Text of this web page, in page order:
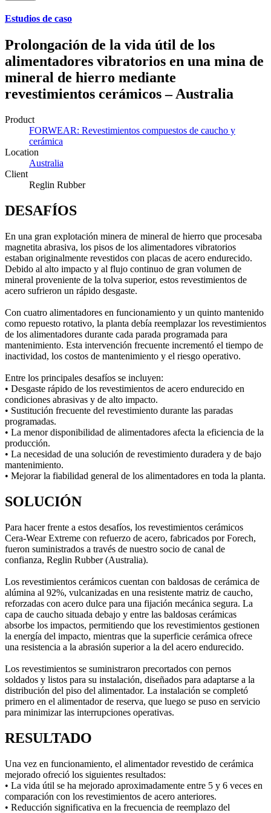
Estudios de caso
Prolongación de la vida útil de los
alimentadores vibratorios en una mina de
mineral de hierro mediante
revestimientos cerámicos – Australia
Product
FORWEAR: Revestimientos compuestos de caucho y
cerámica
Location
Australia
Client
Reglin Rubber
DESAFÍOS
En una gran explotación minera de mineral de hierro que procesaba
magnetita abrasiva, los pisos de los alimentadores vibratorios
estaban originalmente revestidos con placas de acero endurecido.
Debido al alto impacto y al flujo continuo de gran volumen de
mineral proveniente de la tolva superior, estos revestimientos de
acero sufrieron un rápido desgaste.
Con cuatro alimentadores en funcionamiento y un quinto mantenido
como repuesto rotativo, la planta debía reemplazar los revestimientos
de los alimentadores durante cada parada programada para
mantenimiento. Esta intervención frecuente incrementó el tiempo de
inactividad, los costos de mantenimiento y el riesgo operativo.
Entre los principales desafíos se incluyen:
• Desgaste rápido de los revestimientos de acero endurecido en
condiciones abrasivas y de alto impacto.
• Sustitución frecuente del revestimiento durante las paradas
programadas.
• La menor disponibilidad de alimentadores afecta la eficiencia de la
producción.
• La necesidad de una solución de revestimiento duradera y de bajo
mantenimiento.
• Mejorar la fiabilidad general de los alimentadores en toda la planta.
SOLUCIÓN
Para hacer frente a estos desafíos, los revestimientos cerámicos
Cera-Wear Extreme con refuerzo de acero, fabricados por Forech,
fueron suministrados a través de nuestro socio de canal de
confianza, Reglin Rubber (Australia).
Los revestimientos cerámicos cuentan con baldosas de cerámica de
alúmina al 92%, vulcanizadas en una resistente matriz de caucho,
reforzadas con acero dulce para una fijación mecánica segura. La
capa de caucho situada debajo y entre las baldosas cerámicas
absorbe los impactos, permitiendo que los revestimientos gestionen
la energía del impacto, mientras que la superficie cerámica ofrece
una resistencia a la abrasión superior a la del acero endurecido.
Los revestimientos se suministraron precortados con pernos
soldados y listos para su instalación, diseñados para adaptarse a la
distribución del piso del alimentador. La instalación se completó
primero en el alimentador de reserva, que luego se puso en servicio
para minimizar las interrupciones operativas.
RESULTADO
Una vez en funcionamiento, el alimentador revestido de cerámica
mejorado ofreció los siguientes resultados:
• La vida útil se ha mejorado aproximadamente entre 5 y 6 veces en
comparación con los revestimientos de acero anteriores.
• Reducción significativa en la frecuencia de reemplazo del